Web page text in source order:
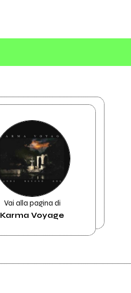
Vai alla pagina di
Karma Voyage